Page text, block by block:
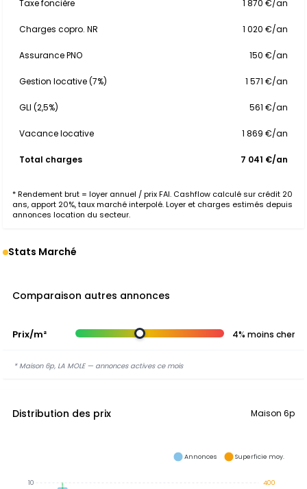
Taxe foncière 1 870 €/an
Charges copro. NR 1 020 €/an
Assurance PNO 150 €/an
Gestion locative (7%) 1 571 €/an
GLI (2,5%) 561 €/an
Vacance locative 1 869 €/an
Total charges 7 041 €/an
* Rendement brut = loyer annuel / prix FAI. Cashflow calculé sur crédit 20
ans, apport 20%, taux marché interpolé. Loyer et charges estimés depuis
annonces location du secteur.
Stats Marché
Comparaison autres annonces
Prix/m² 4% moins cher
* Maison 6p, LA MOLE — annonces actives ce mois
Distribution des prix Maison 6p
400
10
Annonces Superficie moy.